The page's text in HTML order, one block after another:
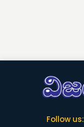
Follow us: